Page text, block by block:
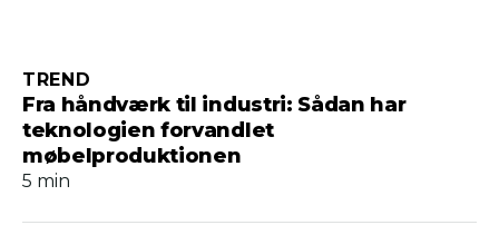
Fra håndværk til industri: Sådan har
teknologien forvandlet
møbelproduktionen
TREND
5 min